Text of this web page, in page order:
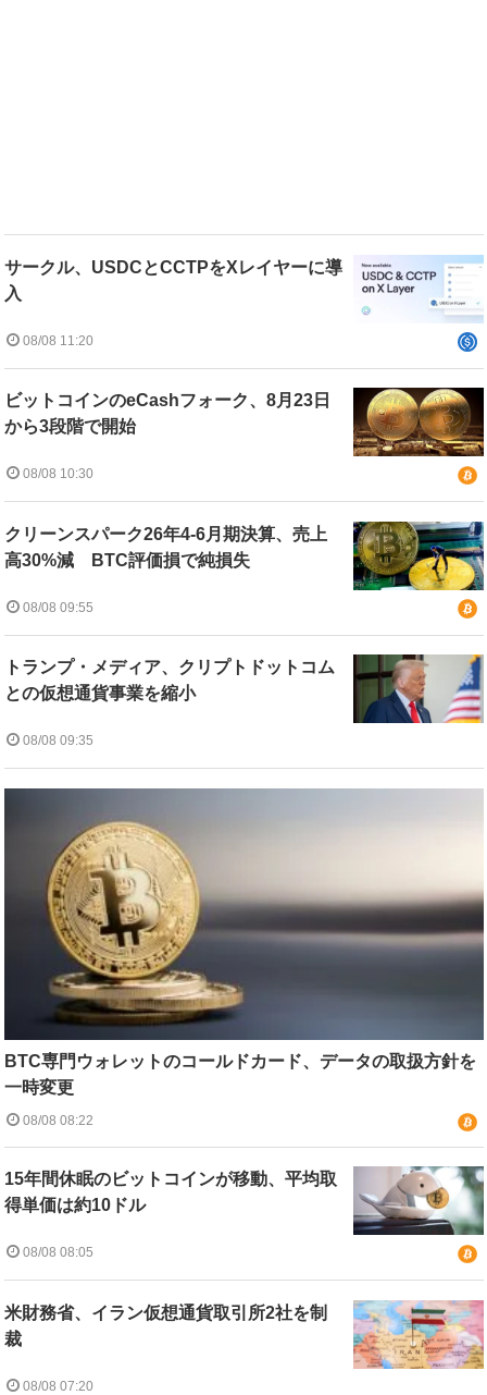
サークル、USDCとCCTPをXレイヤーに導
入
08/08 11:20
ビットコインのeCashフォーク、8月23日
から3段階で開始
08/08 10:30
クリーンスパーク26年4-6月期決算、売上
高30%減 BTC評価損で純損失
08/08 09:55
トランプ・メディア、クリプトドットコム
との仮想通貨事業を縮小
08/08 09:35
BTC専門ウォレットのコールドカード、データの取扱方針を
一時変更
08/08 08:22
15年間休眠のビットコインが移動、平均取
得単価は約10ドル
08/08 08:05
米財務省、イラン仮想通貨取引所2社を制
裁
08/08 07:20